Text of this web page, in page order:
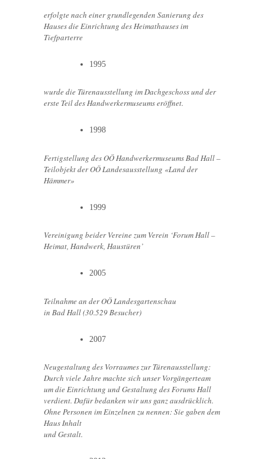
erfolgte nach einer grundlegenden Sanierung des
Hauses die Einrichtung des Heimathauses im
Tiefparterre
1995
wurde die Türenausstellung im Dachgeschoss und der
erste Teil des Handwerkermuseums eröffnet.
1998
Fertigstellung des OÖ Handwerkermuseums Bad Hall –
Teilobjekt der OÖ Landesausstellung «Land der
Hämmer»
1999
Vereinigung beider Vereine zum Verein ‘Forum Hall –
Heimat, Handwerk, Haustüren’
2005
Teilnahme an der OÖ Landesgartenschau
in Bad Hall (30.529 Besucher)
2007
Neugestaltung des Vorraumes zur Türenausstellung:
Durch viele Jahre machte sich unser Vorgängerteam
um die Einrichtung und Gestaltung des Forums Hall
verdient. Dafür bedanken wir uns ganz ausdrücklich.
Ohne Personen im Einzelnen zu nennen: Sie gaben dem
Haus Inhalt
und Gestalt.